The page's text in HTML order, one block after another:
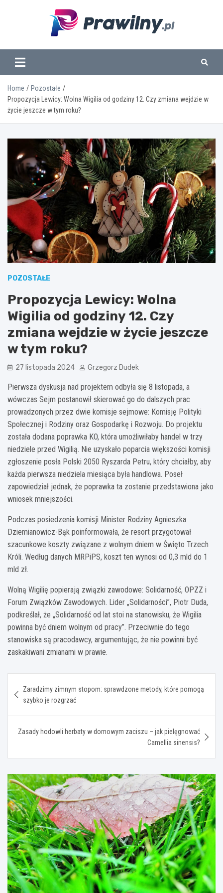
www.prawilny.pl
Home
Pozostałe
Propozycja Lewicy: Wolna Wigilia od godziny 12. Czy zmiana wejdzie w
życie jeszcze w tym roku?
POZOSTAŁE
Propozycja Lewicy: Wolna
Wigilia od godziny 12. Czy
zmiana wejdzie w życie jeszcze
w tym roku?
27 listopada 2024 Grzegorz Dudek
Pierwsza dyskusja nad projektem odbyła się 8 listopada, a
wówczas Sejm postanowił skierować go do dalszych prac
prowadzonych przez dwie komisje sejmowe: Komisję Polityki
Społecznej i Rodziny oraz Gospodarkę i Rozwoju. Do projektu
została dodana poprawka KO, która umożliwiłaby handel w trzy
niedziele przed Wigilią. Nie uzyskało poparcia większości komisji
zgłoszenie posła Polski 2050 Ryszarda Petru, który chciałby, aby
każda pierwsza niedziela miesiąca była handlowa. Poseł
zapowiedział jednak, że poprawka ta zostanie przedstawiona jako
wniosek mniejszości.
Podczas posiedzenia komisji Minister Rodziny Agnieszka
Dziemianowicz-Bąk poinformowała, że resort przygotował
szacunkowe koszty związane z wolnym dniem w Święto Trzech
Króli. Według danych MRPiPS, koszt ten wynosi od 0,3 mld do 1
mld zł.
Wolną Wigilię popierają związki zawodowe: Solidarność, OPZZ i
Forum Związków Zawodowych. Lider „Solidarności”, Piotr Duda,
podkreślał, że „Solidarność od lat stoi na stanowisku, że Wigilia
powinna być dniem wolnym od pracy”. Przeciwnie do tego
stanowiska są pracodawcy, argumentując, że nie powinni być
zaskakiwani zmianami w prawie.
wpisu
Zaradzimy zimnym stopom: sprawdzone metody, które pomogą
szybko je rozgrzać
Zasady hodowli herbaty w domowym zaciszu – jak pielęgnować
Camellia sinensis?